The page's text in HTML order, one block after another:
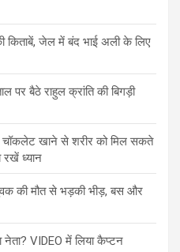
किताबें, जेल में बंद भाई अली के लिए
पर बैठे राहुल क्रांति की बिगड़ी
खाने से शरीर को मिल सकते
रखें ध्यान
की मौत से भड़की भीड़, बस और
नेता? VIDEO में लिया कैप्टन